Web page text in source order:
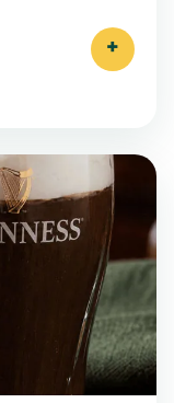
+